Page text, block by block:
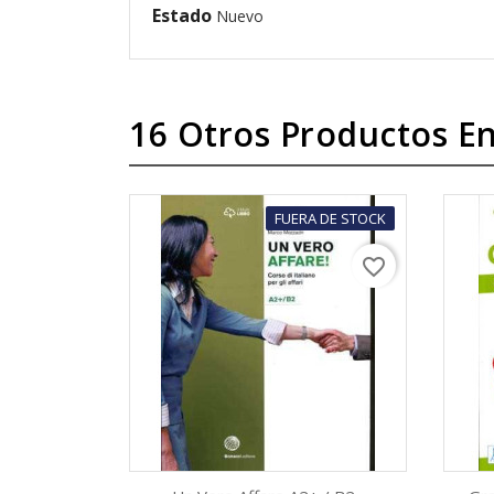
Estado Nuevo
16 Otros Productos
FUERA DE STOCK
favorite_border